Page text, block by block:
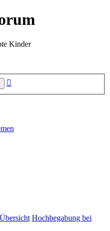
Kinder
Suche
Hochbegabung bei